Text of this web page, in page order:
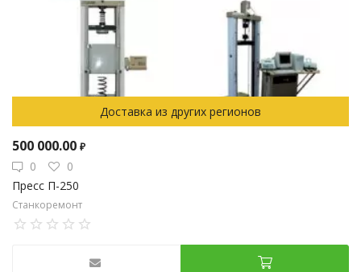
Доставка из других регионов
500 000.00 ₽
0
0
Пресс П-250
Станкоремонт